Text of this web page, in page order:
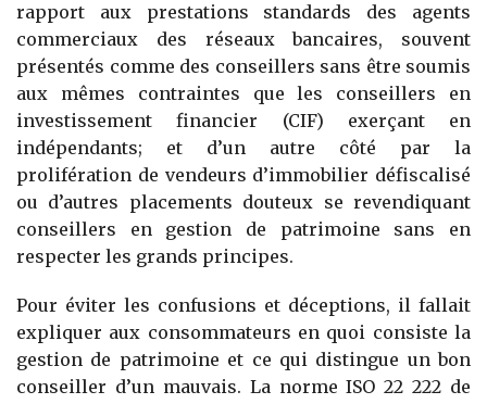
rapport aux prestations standards des agents
commerciaux des réseaux bancaires, souvent
présentés comme des conseillers sans être soumis
aux mêmes contraintes que les conseillers en
investissement financier (CIF) exerçant en
indépendants; et d’un autre côté par la
prolifération de vendeurs d’immobilier défiscalisé
ou d’autres placements douteux se revendiquant
conseillers en gestion de patrimoine sans en
respecter les grands principes.
Pour éviter les confusions et déceptions, il fallait
expliquer aux consommateurs en quoi consiste la
gestion de patrimoine et ce qui distingue un bon
conseiller d’un mauvais. La norme ISO 22 222 de